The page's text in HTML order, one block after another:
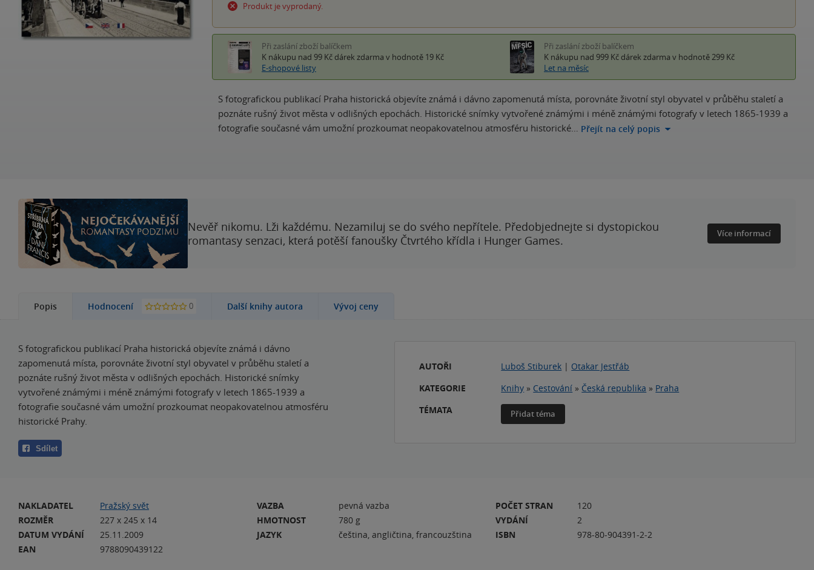
Produkt je vyprodaný.
Při zaslání zboží balíčkem
K nákupu nad 99 Kč dárek zdarma v hodnotě 19 Kč
E-shopové listy
Při zaslání zboží balíčkem
K nákupu nad 999 Kč dárek zdarma v hodnotě 299 Kč
Let na měsíc
S fotografickou publikací Praha historická objevíte známá i dávno zapomenutá místa, porovnáte životní styl obyvatel v průběhu staletí a
poznáte rušný život města v odlišných epochách. Historické snímky vytvořené známými i méně známými fotografy v letech 1865-1939 a
fotografie současné vám umožní prozkoumat neopakovatelnou atmosféru historické… Přejít na celý popis
Nevěř nikomu. Lži každému. Nezamiluj se do svého nepřítele. Předobjednejte si dystopickou
romantasy senzaci, která potěší fanoušky Čtvrtého křídla i Hunger Games.
Více informací
Popis Hodnocení 0 Další knihy autora Vývoj ceny
S fotografickou publikací Praha historická objevíte známá i dávno
zapomenutá místa, porovnáte životní styl obyvatel v průběhu staletí a
poznáte rušný život města v odlišných epochách. Historické snímky
vytvořené známými i méně známými fotografy v letech 1865-1939 a
fotografie současné vám umožní prozkoumat neopakovatelnou atmosféru
historické Prahy.
Sdílet
AUTOŘI Luboš Stiburek | Otakar Jestřáb
KATEGORIE
Knihy » Cestování » Česká republika » Praha
TÉMATA
Přidat téma
NAKLADATEL
Pražský svět
ROZMĚR
227 x 245 x 14
DATUM VYDÁNÍ
25.11.2009
EAN
9788090439122
VAZBA
pevná vazba
HMOTNOST
780 g
JAZYK
čeština, angličtina, francouzština
POČET STRAN
120
VYDÁNÍ
2
ISBN
978-80-904391-2-2